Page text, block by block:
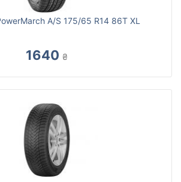
A/S 175/65 R14 86T XL
1640 ₴